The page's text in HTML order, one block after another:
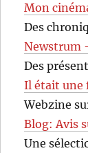
Mon
Des
Newstrum
Des
Il était une
Webzine
Blog: Avis
Une